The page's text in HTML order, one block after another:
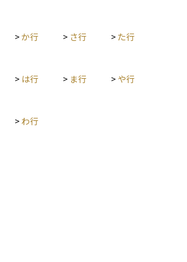
>か行 > さ行 > た行
> は行 > ま行 > や行
> わ行